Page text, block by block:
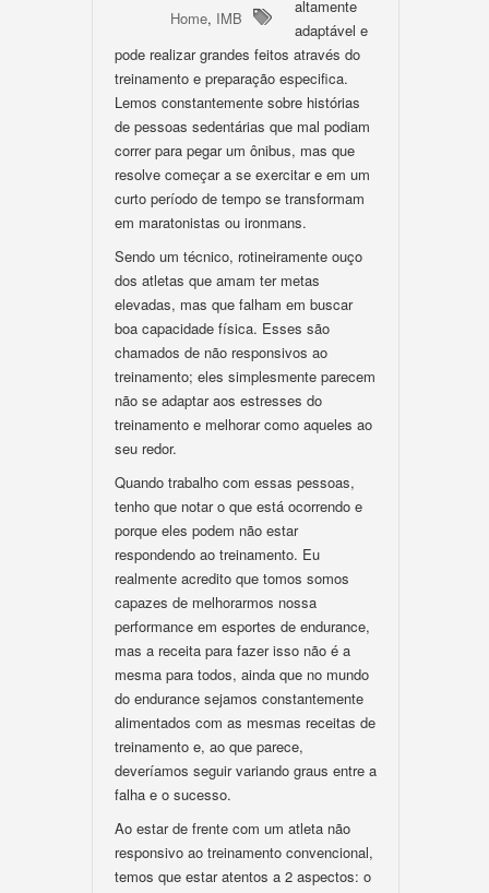
Home, IMB
altamente
adaptável e
pode realizar grandes feitos através do
treinamento e preparação especifica.
Lemos constantemente sobre histórias
de pessoas sedentárias que mal podiam
correr para pegar um ônibus, mas que
resolve começar a se exercitar e em um
curto período de tempo se transformam
em maratonistas ou ironmans.
Sendo um técnico, rotineiramente ouço
dos atletas que amam ter metas
elevadas, mas que falham em buscar
boa capacidade física. Esses são
chamados de não responsivos ao
treinamento; eles simplesmente parecem
não se adaptar aos estresses do
treinamento e melhorar como aqueles ao
seu redor.
Quando trabalho com essas pessoas,
tenho que notar o que está ocorrendo e
porque eles podem não estar
respondendo ao treinamento. Eu
realmente acredito que tomos somos
capazes de melhorarmos nossa
performance em esportes de endurance,
mas a receita para fazer isso não é a
mesma para todos, ainda que no mundo
do endurance sejamos constantemente
alimentados com as mesmas receitas de
treinamento e, ao que parece,
deveríamos seguir variando graus entre a
falha e o sucesso.
Ao estar de frente com um atleta não
responsivo ao treinamento convencional,
temos que estar atentos a 2 aspectos: o